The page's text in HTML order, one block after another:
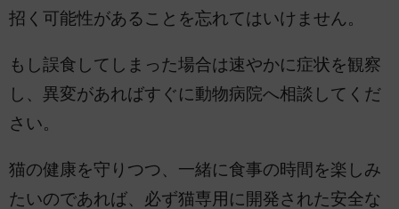
招く可能性があることを忘れてはいけません。
もし誤食してしまった場合は速やかに症状を観察
し、異変があればすぐに動物病院へ相談してくだ
さい。
猫の健康を守りつつ、一緒に食事の時間を楽しみ
たいのであれば、必ず猫専用に開発された安全な